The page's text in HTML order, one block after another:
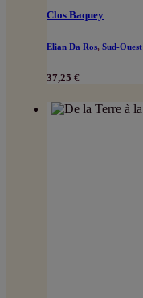
Clos Baquey
Elian Da Ros, Sud-Ouest
37,25 €